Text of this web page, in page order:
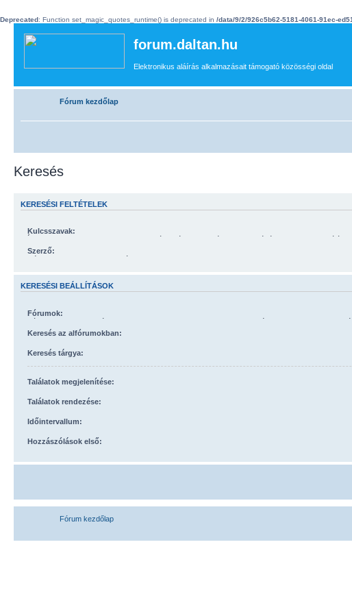
Deprecated: Function set_magic_quotes_runtime() is deprecated in /data/9/2/926c5b62-5181-4061-91ec-
forum.daltan.hu
Elektronikus aláírás alkalmazásait támogató közösségi oldal
Fórum kezdőlap
Keresés
KERESÉSI FELTÉTELEK
Kulcsszavak:
elég, készítsen ezekből a szavakból egy „
Részleges szavakhoz használja a * jokerkaraktert.
Szerző:
KERESÉSI BEÁLLÍTÁSOK
Fórumok:
Válassza ki azokat a fórumokat, melyekben keresni szeretne. A keresés automatikusan
alfórumokban is, hacsak lejjebb nem kapcsolta ki a „keresés az alfórumokban” beállítást.
Keresés az alfórumokban:
Keresés tárgya:
Találatok megjelenítése:
Találatok rendezése:
Időintervallum:
Hozzászólások első:
Fórum kezdőlap